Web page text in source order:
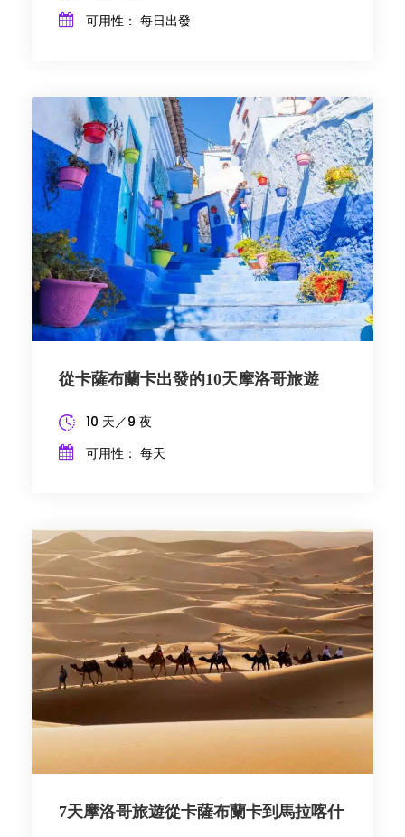
可用性： 每日出發
從卡薩布蘭卡出發的10天摩洛哥旅遊
10 天／9 夜
可用性： 每天
7天摩洛哥旅遊從卡薩布蘭卡到馬拉喀什